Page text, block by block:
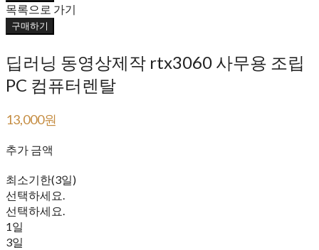
목록으로 가기
구매하기
딥러닝 동영상제작 rtx3060 사무용 조립
PC 컴퓨터렌탈
13,000원
추가 금액
최소기한(3일)
선택하세요.
선택하세요.
1일
3일